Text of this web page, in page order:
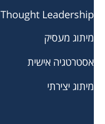
Thought Leadership
מיתוג מעסיק
אסטרטגיה אישית
מיתוג יצירתי